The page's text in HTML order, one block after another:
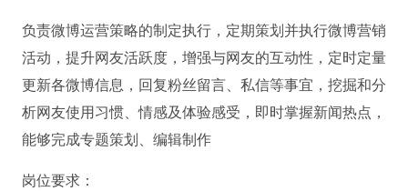
负责微博运营策略的制定执行，定期策划并执行微博营销
活动，提升网友活跃度，增强与网友的互动性，定时定量
更新各微博信息，回复粉丝留言、私信等事宜，挖掘和分
析网友使用习惯、情感及体验感受，即时掌握新闻热点，
能够完成专题策划、编辑制作
岗位要求：